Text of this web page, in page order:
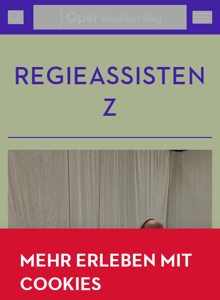
REGIEASSISTEN
Z
MEHR ERLEBEN MIT
COOKIES